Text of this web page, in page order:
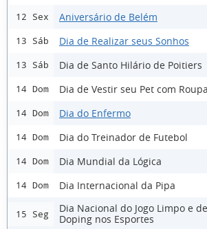
12 Sex Aniversário de Belém
13 Sáb Dia de Realizar seus Sonhos
13 Sáb Dia de Santo Hilário de Poitiers
14 Dom Dia de Vestir seu Pet com
14 Dom Dia do Enfermo
14 Dom Dia do Treinador de Futebol
14 Dom Dia Mundial da Lógica
14 Dom Dia Internacional da Pipa
15 Seg
Dia Nacional do Jogo Limpo e
Doping nos Esportes